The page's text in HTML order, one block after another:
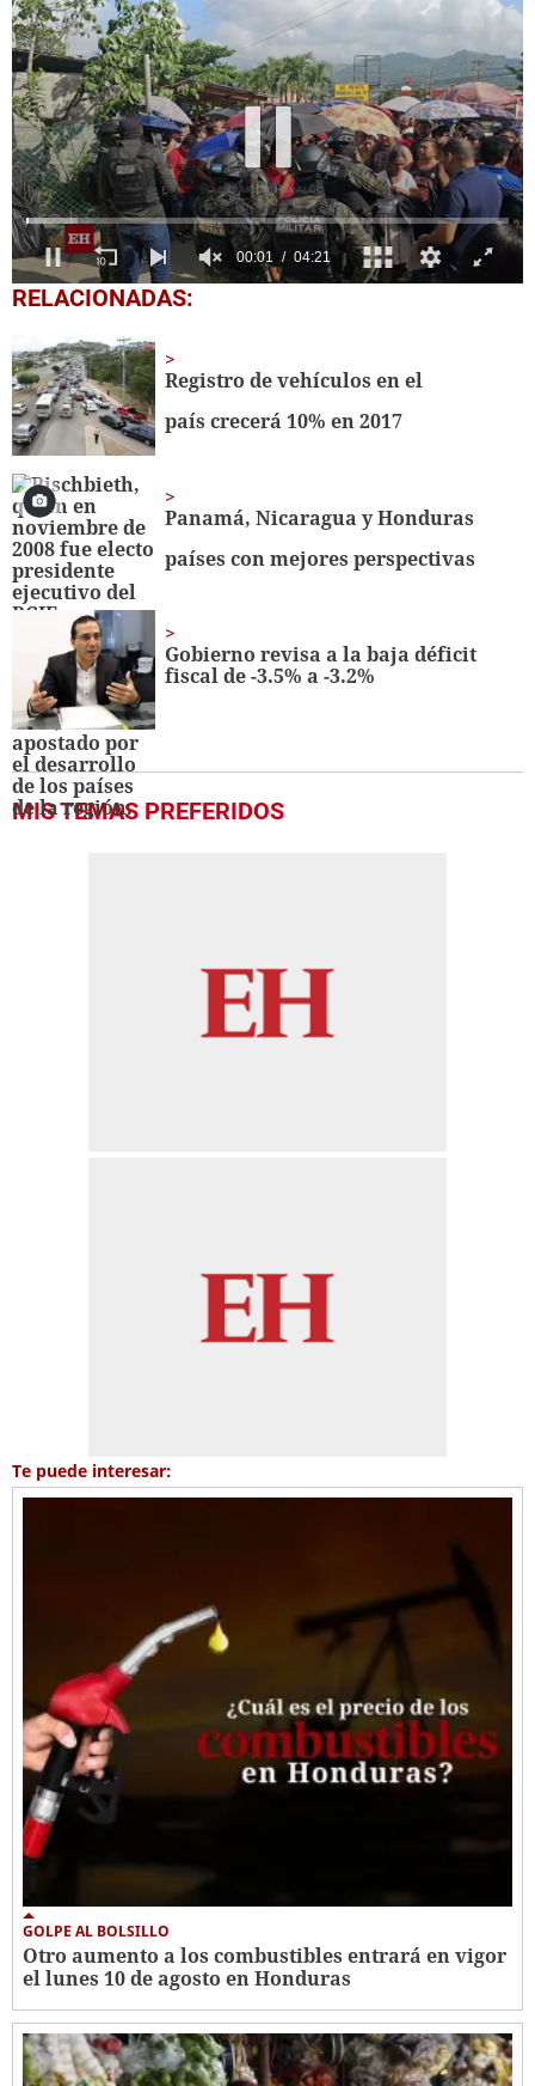
0
seconds
4
minutes,
21
seconds
RELACIONADAS:
Registro de vehículos en el
país crecerá 10% en 2017
Panamá, Nicaragua y Honduras
países con mejores perspectivas
Gobierno revisa a la baja déficit
fiscal de -3.5% a -3.2%
MIS TEMAS PREFERIDOS
Te puede interesar:
GOLPE AL BOLSILLO
Otro aumento a los combustibles entrará en vigor
el lunes 10 de agosto en Honduras